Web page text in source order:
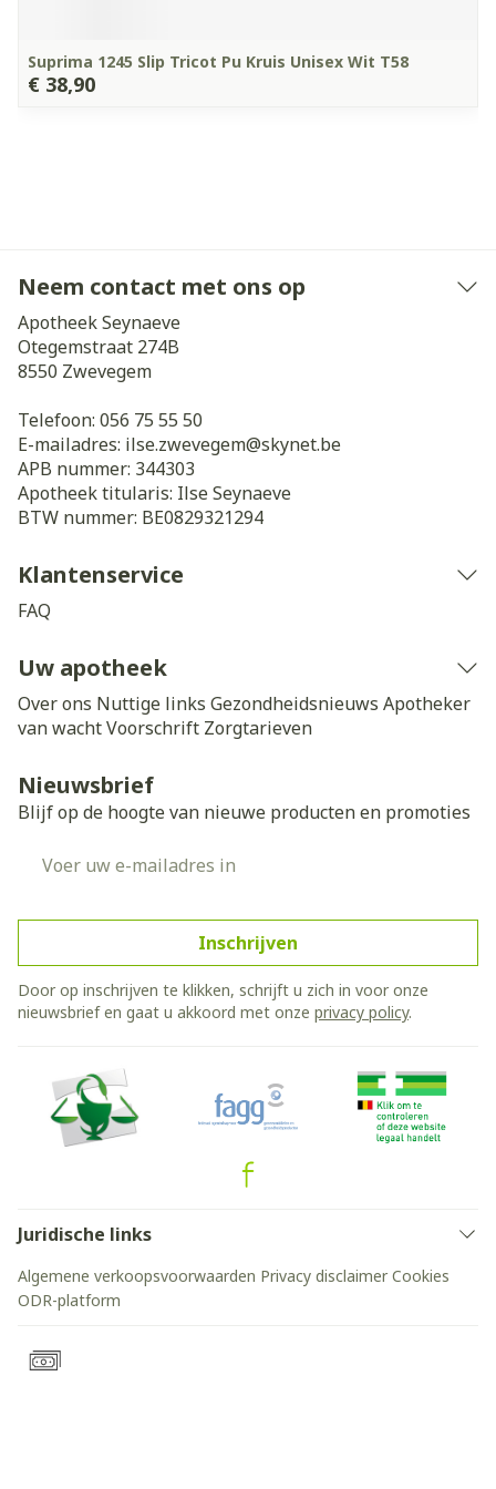
Suprima 1245 Slip Tricot Pu Kruis Unisex Wit T58
€ 38,90
Neem contact met ons op
Apotheek Seynaeve
Otegemstraat 274B
8550 Zwevegem
Telefoon: 056 75 55 50
E-mailadres: ilse.zwevegem@skynet.be
APB nummer: 344303
Apotheek titularis: Ilse Seynaeve
BTW nummer: BE0829321294
Klantenservice
FAQ
Uw apotheek
Over ons Nuttige links Gezondheidsnieuws Apotheker
van wachtVoorschrift Zorgtarieven
Nieuwsbrief
Blijf op de hoogte van nieuwe producten en promoties
Inschrijven
Door op inschrijven te klikken, schrijft u zich in voor onze
nieuwsbrief en gaat u akkoord met onze privacy policy.
Juridische links
Algemene verkoopsvoorwaarden Privacy disclaimer Cookies
ODR-platform